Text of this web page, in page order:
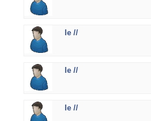
le //
le //
le //